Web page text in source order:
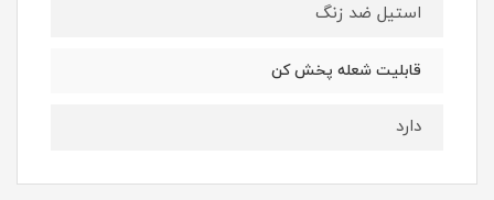
استیل ضد زنگ
قابلیت شعله پخش کن
دارد